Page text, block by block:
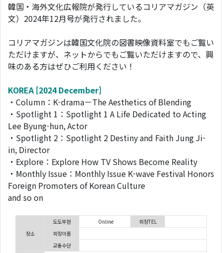
韓国・海外文化広報院が発行しているコリアマガジン（英
文）2024年12月号が発行されました。
コリアマガジンは韓国文化院の図書映像資料室でもご覧い
ただけますが、ネットからでもご覧いただけますので、興
味のある方はぜひご利用ください！
KOREA [2024 December]
・Column：K-drama－The Aesthetics of Blending
・Spotlight 1：Spotlight 1 A Life Dedicated to Acting
Lee Byung-hun, Actor
・Spotlight 2：Spotlight 2 Destiny and Faith Jung Ji-
in, Director
・Explore：Explore How TV Shows Become Reality
・Monthly Issue：Monthly Issue K-wave Festival Honors
Foreign Promoters of Korean Culture
and so on
장소
도도부현 Online
회장TEL
회장이름
교통수단